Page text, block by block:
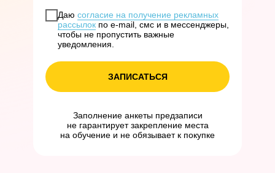
Даю согласие на получение рекламных
рассылок по e-mail, смс и в мессенджеры,
чтобы не пропустить важные
уведомления.
ЗАПИСАТЬСЯ
Заполнение анкеты предзаписи
не гарантирует закрепление места
на обучение и не обязывает к покупке
Обучила больше 100.000